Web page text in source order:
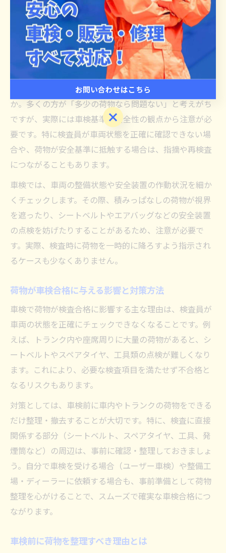
積みっぱなし荷物と車検合格の関係
車検時に積みっぱなしの荷物は問題か
車検を受ける際に、車内に日常使いの荷物や私物を積ん
だままでも良いのか、不安に感じた経験はありません
か。多くの方が「多少の荷物なら問題ない」と考えがち
ですが、実際には車検基準と安全性の観点から注意が必
要です。特に検査員が車両状態を正確に確認できない場
合や、荷物が安全基準に抵触する場合は、指摘や再検査
につながることもあります。
車検では、車両の整備状態や安全装置の作動状況を細か
くチェックします。その際、積みっぱなしの荷物が視界
を遮ったり、シートベルトやエアバッグなどの安全装置
の点検を妨げたりすることがあるため、注意が必要で
す。実際、検査時に荷物を一時的に降ろすよう指示され
るケースも少なくありません。
荷物が車検合格に与える影響と対策方法
車検で荷物が検査合格に影響する主な理由は、検査員が
車両の状態を正確にチェックできなくなることです。例
えば、トランク内や座席周りに大量の荷物があると、シ
ートベルトやスペアタイヤ、工具類の点検が難しくなり
ます。これにより、必要な検査項目を満たせず不合格と
なるリスクもあります。
対策としては、車検前に車内やトランクの荷物をできる
だけ整理・撤去することが大切です。特に、検査に直接
関係する部分（シートベルト、スペアタイヤ、工具、発
煙筒など）の周辺は、事前に確認・整理しておきましょ
う。自分で車検を受ける場合（ユーザー車検）や整備工
場・ディーラーに依頼する場合も、事前準備として荷物
整理を心がけることで、スムーズで確実な車検合格につ
ながります。
車検前に荷物を整理すべき理由とは
お問い合わせはこちら
お問い合わせはこちら